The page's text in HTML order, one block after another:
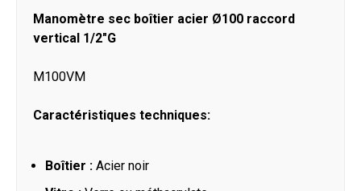
Manomètre sec boîtier acier Ø100 raccord
vertical 1/2"G
M100VM
Caractéristiques techniques:
Boîtier : Acier noir